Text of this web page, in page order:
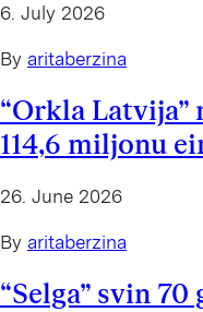
6. July 2026
By aritaberzina
“Orkla Latvija”
114,6 miljonu
26. June 2026
By aritaberzina
“Selga” svin